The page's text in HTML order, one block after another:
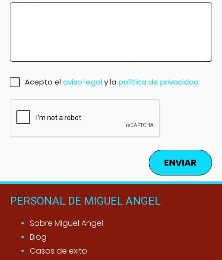
Acepto elaviso legaly la política de privacidad
ENVIAR
PERSONAL DE MIGUEL ANGEL
Sobre Miguel Angel
Blog
Casos de exito